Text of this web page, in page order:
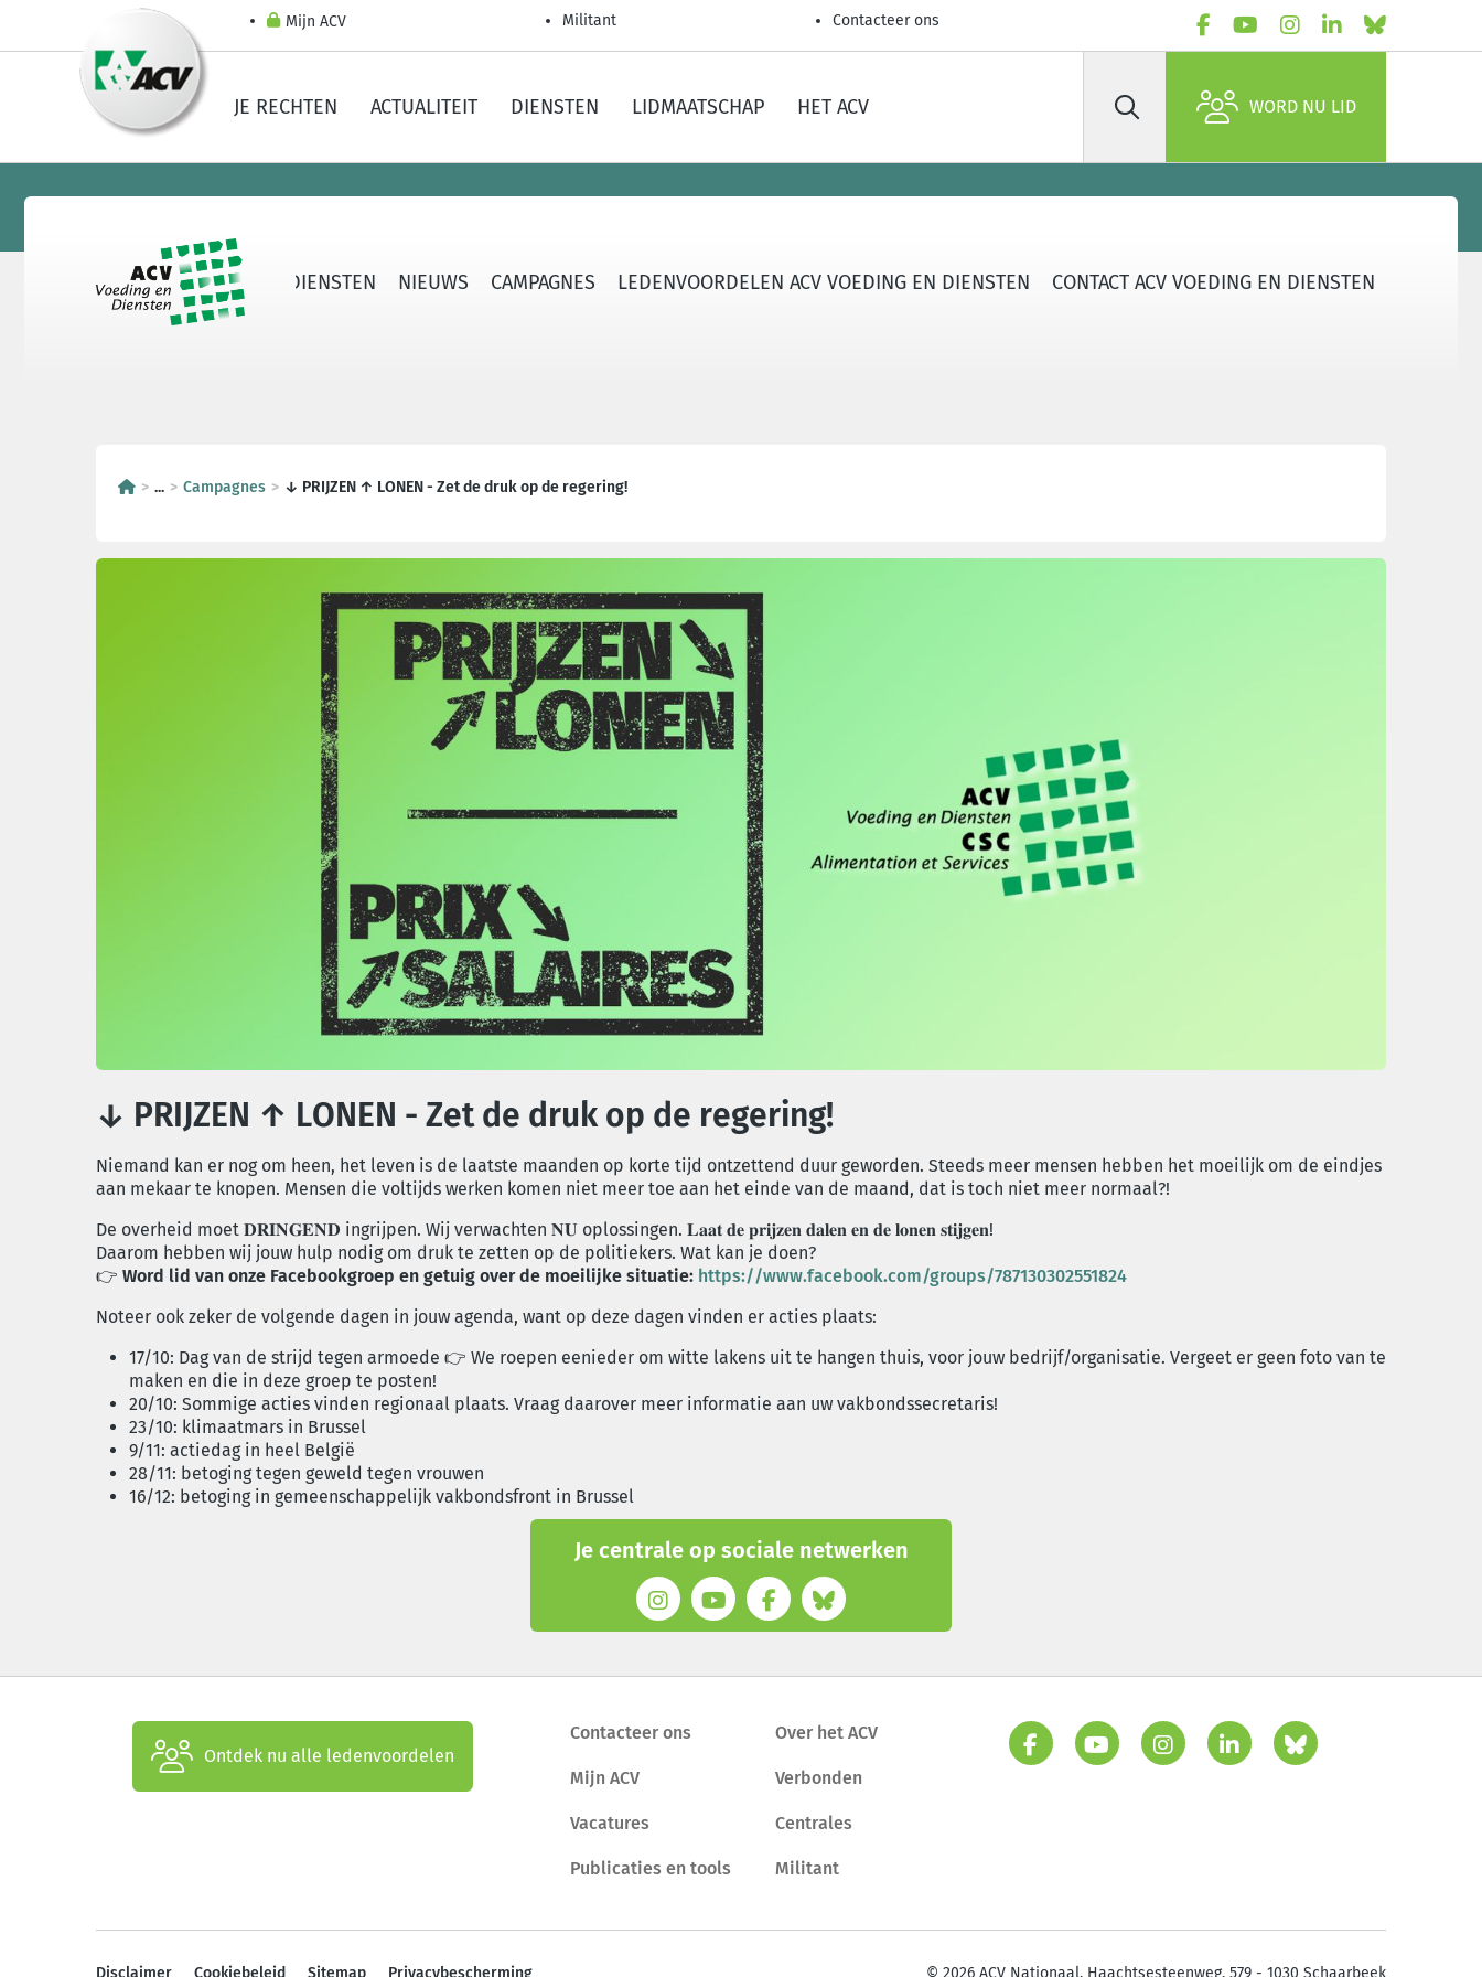
Mijn ACV Militant Contacteer ons
JE RECHTEN ACTUALITEIT DIENSTEN LIDMAATSCHAP HET ACV Zoek WORD NU LID
OVER ACV VOEDING EN DIENSTEN NIEUWS CAMPAGNES LEDENVOORDELEN ACV VOEDING EN DIENSTEN CONTACT ACV VOEDING EN DIENSTEN
... Campagnes ↓ PRIJZEN ↑ LONEN - Zet de druk op de regering!
↓ PRIJZEN ↑ LONEN - Zet de druk op de regering!
Niemand kan er nog om heen, het leven is de laatste maanden op korte tijd ontzettend duur geworden. Steeds meer mensen hebben het moeilijk om de eindjes
aan mekaar te knopen. Mensen die voltijds werken komen niet meer toe aan het einde van de maand, dat is toch niet meer normaal?!
De overheid moet 𝐃𝐑𝐈𝐍𝐆𝐄𝐍𝐃 ingrijpen. Wij verwachten 𝐍𝐔 oplossingen. 𝐋𝐚𝐚𝐭 𝐝𝐞 𝐩𝐫𝐢𝐣𝐳𝐞𝐧 𝐝𝐚𝐥𝐞𝐧 𝐞𝐧 𝐝𝐞 𝐥𝐨𝐧𝐞𝐧 𝐬𝐭𝐢𝐣𝐠𝐞𝐧!
Daarom hebben wij jouw hulp nodig om druk te zetten op de politiekers. Wat kan je doen?
👉 Word lid van onze Facebookgroep en getuig over de moeilijke situatie: https://www.facebook.com/groups/787130302551824
Noteer ook zeker de volgende dagen in jouw agenda, want op deze dagen vinden er acties plaats:
17/10: Dag van de strijd tegen armoede 👉 We roepen eenieder om witte lakens uit te hangen thuis, voor jouw bedrijf/organisatie. Vergeet er geen foto van te
maken en die in deze groep te posten!
20/10: Sommige acties vinden regionaal plaats. Vraag daarover meer informatie aan uw vakbondssecretaris!
23/10: klimaatmars in Brussel
9/11: actiedag in heel België
28/11: betoging tegen geweld tegen vrouwen
16/12: betoging in gemeenschappelijk vakbondsfront in Brussel
Je centrale op sociale netwerken
Ontdek nu alle ledenvoordelen
Contacteer ons
Mijn ACV
Vacatures
Publicaties en tools
Over het ACV
Verbonden
Centrales
Militant
Disclaimer Cookiebeleid Sitemap Privacybescherming © 2026 ACV Nationaal. Haachtsesteenweg, 579 - 1030 Schaarbeek